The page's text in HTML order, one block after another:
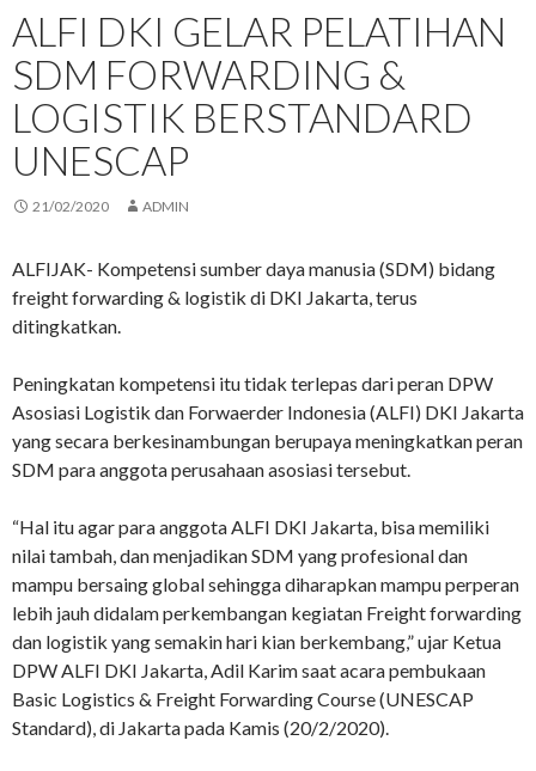
ALFI DKI GELAR PELATIHAN
SDM FORWARDING &
LOGISTIK BERSTANDARD
UNESCAP
21/02/2020 ADMIN
ALFIJAK- Kompetensi sumber daya manusia (SDM) bidang
freight forwarding & logistik di DKI Jakarta, terus
ditingkatkan.
Peningkatan kompetensi itu tidak terlepas dari peran DPW
Asosiasi Logistik dan Forwaerder Indonesia (ALFI) DKI Jakarta
yang secara berkesinambungan berupaya meningkatkan peran
SDM para anggota perusahaan asosiasi tersebut.
“Hal itu agar para anggota ALFI DKI Jakarta, bisa memiliki
nilai tambah, dan menjadikan SDM yang profesional dan
mampu bersaing global sehingga diharapkan mampu perperan
lebih jauh didalam perkembangan kegiatan Freight forwarding
dan logistik yang semakin hari kian berkembang,” ujar Ketua
DPW ALFI DKI Jakarta, Adil Karim saat acara pembukaan
Basic Logistics & Freight Forwarding Course (UNESCAP
Standard), di Jakarta pada Kamis (20/2/2020).